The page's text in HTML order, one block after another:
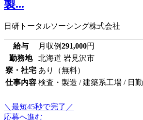
製...
日研トータルソーシング株式会社
給与 月収例291,000円
勤務地
北海道 岩見沢市
寮・社宅 あり（無料）
仕事内容 検査・製造 / 建築系工場 / 日勤
＼最短45秒で完了／
応募へ進む